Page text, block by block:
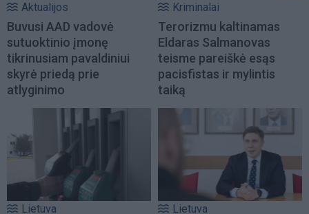
Aktualijos
Buvusi AAD vadovė
sutuoktinio įmonę
tikrinusiam pavaldiniui
skyrė priedą prie
atlyginimo
Kriminalai
Terorizmu kaltinamas
Eldaras Salmanovas
teisme pareiškė esąs
pacisfistas ir mylintis
taiką
Lietuva Lietuva